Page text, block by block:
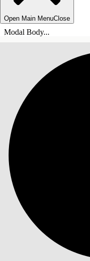
Open Main MenuClose
Modal Body...
Índice de materias
ÍNDICE DE MATERIAS